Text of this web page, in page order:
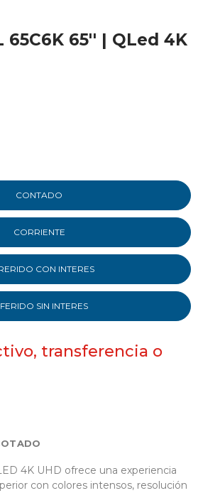
65C6K 65'' | QLed 4K
CONTADO
CORRIENTE
CON INTERES
SIN INTERES
transferencia o
4K UHD ofrece una experiencia
con colores intensos, resolución